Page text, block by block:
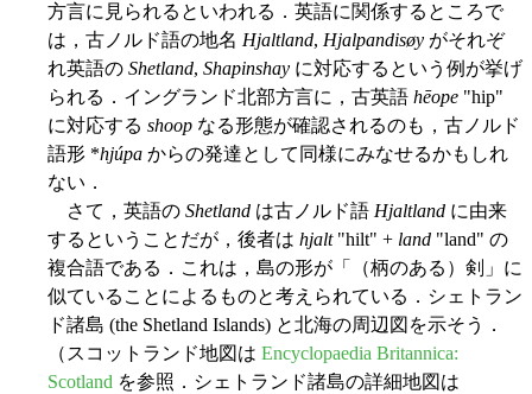
方言に見られるといわれる．英語に関係するところで
は，古ノルド語の地名 Hjaltland, Hjalpandisøy がそれぞ
れ英語の Shetland, Shapinshay に対応するという例が挙げ
られる．イングランド北部方言に，古英語 hēope "hip"
に対応する shoop なる形態が確認されるのも，古ノルド
語形 *hjúpa からの発達として同様にみなせるかもしれ
ない．
さて，英語の Shetland は古ノルド語 Hjaltland に由来
するということだが，後者は hjalt"hilt" + land "land" の
複合語である．これは，島の形が「（柄のある）剣」に
似ていることによるものと考えられている．シェトラン
ド諸島 (the Shetland Islands) と北海の周辺図を示そう．
（スコットランド地図は Encyclopaedia Britannica:
Scotland を参照．シェトランド諸島の詳細地図は